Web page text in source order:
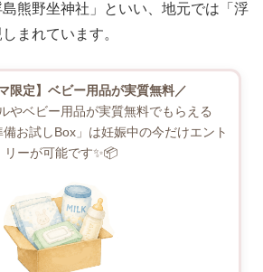
熊野坐神社」といい、地元では「浮
まれています。
限定】ベビー用品が実質無料／
やベビー用品が実質無料でもらえる
お試しBox」は妊娠中の今だけエント
リーが可能です✨📦